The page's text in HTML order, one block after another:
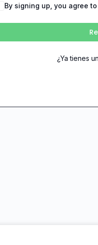
By signing up, you agree
¿Ya tienes